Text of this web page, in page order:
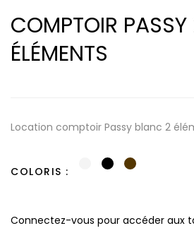
COMPTOIR PASSY
ÉLÉMENTS
Location comptoir Passy blanc 2
COLORIS
Connectez-vous pour accéder aux